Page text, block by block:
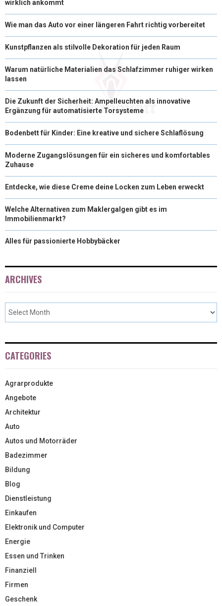
wirklich ankommt
Wie man das Auto vor einer längeren Fahrt richtig vorbereitet
Kunstpflanzen als stilvolle Dekoration für jeden Raum
Warum natürliche Materialien das Schlafzimmer ruhiger wirken
lassen
Die Zukunft der Sicherheit: Ampelleuchten als innovative
Ergänzung für automatisierte Torsysteme
Bodenbett für Kinder: Eine kreative und sichere Schlaflösung
Moderne Zugangslösungen für ein sicheres und komfortables
Zuhause
Entdecke, wie diese Creme deine Locken zum Leben erweckt
Welche Alternativen zum Maklergalgen gibt es im
Immobilienmarkt?
Alles für passionierte Hobbybäcker
ARCHIVES
CATEGORIES
Agrarprodukte
Angebote
Architektur
Auto
Autos und Motorräder
Badezimmer
Bildung
Blog
Dienstleistung
Einkaufen
Elektronik und Computer
Energie
Essen und Trinken
Finanziell
Firmen
Geschenk